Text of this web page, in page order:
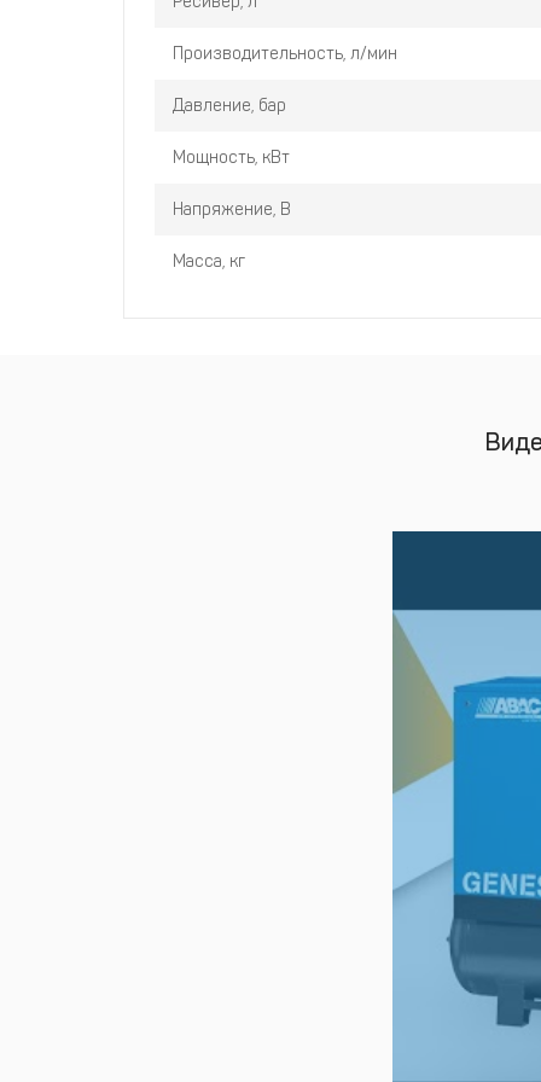
Интеллектуальный контроллер
Производительность, л/мин
Давление, бар
Мощность, кВт
Напряжение, В
Масса, кг